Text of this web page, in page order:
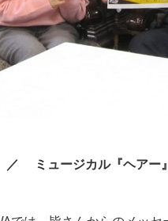
ミュージカル『ヘアー